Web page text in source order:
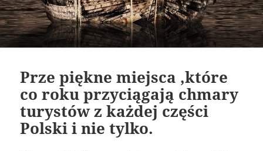
Prze piękne miejsca ,które
co roku przyciągają chmary
turystów z każdej części
Polski i nie tylko.